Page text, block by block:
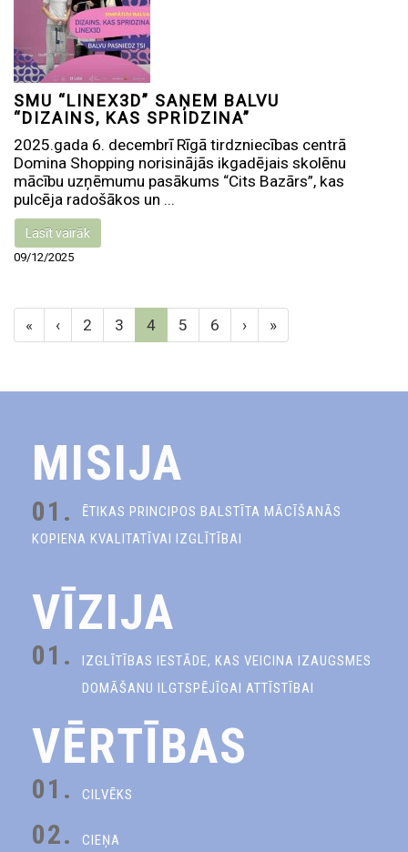
SMU “LINEX3D” SAŅEM BALVU
“DIZAINS, KAS SPRIDZINA”
2025.gada 6. decembrī Rīgā tirdzniecības centrā
Domina Shopping norisinājās ikgadējais skolēnu
mācību uzņēmumu pasākums “Cits Bazārs”, kas
pulcēja radošākos un ...
Lasīt vairāk
09/12/2025
« ‹ 2 3 4 5 6 › »
MISIJA
01.
ĒTIKAS PRINCIPOS BALSTĪTA MĀCĪŠANĀS
KOPIENA KVALITATĪVAI IZGLĪTĪBAI
VĪZIJA
01.
IZGLĪTĪBAS IESTĀDE, KAS VEICINA IZAUGSMES
DOMĀŠANU ILGTSPĒJĪGAI ATTĪSTĪBAI
VĒRTĪBAS
01. CILVĒKS
02. CIEŅA